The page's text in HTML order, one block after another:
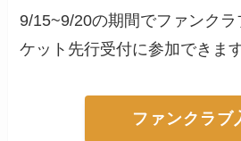
9/15~9/20の期間でファンク
ケット先行受付に参加できま
ファンクラブ